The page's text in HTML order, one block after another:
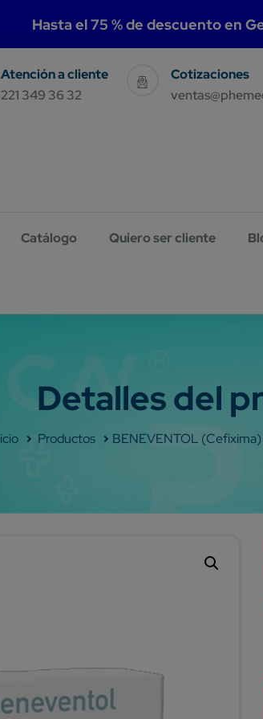
Hasta el 75 % de descuento en
For Sales & Support
221 349 36 32
Have Query E-
Catálogo Quiero ser cliente
Shop BENEVENTOL